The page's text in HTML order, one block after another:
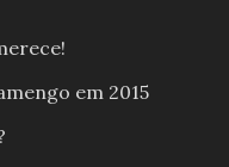
em 2015